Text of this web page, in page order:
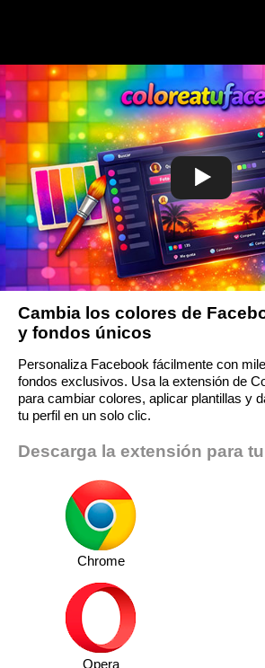
Cambia los colores de
y fondos únicos
Personaliza Facebook fácilmente con
fondos exclusivos. Usa la extensión de
para cambiar colores, aplicar plantillas y
tu perfil en un solo clic.
Descarga la extensión para
Chrome
Opera